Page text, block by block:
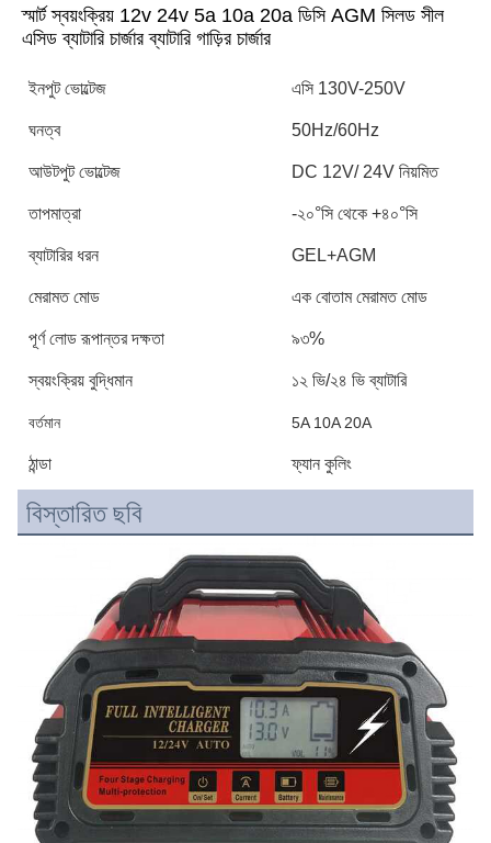
স্মার্ট স্বয়ংক্রিয় 12v 24v 5a 10a 20a ডিসি AGM সিলড সীল
এসিড ব্যাটারি চার্জার ব্যাটারি গাড়ির চার্জার
ইনপুট ভোল্টেজ এসি 130V-250V
ঘনত্ব 50Hz/60Hz
আউটপুট ভোল্টেজ DC 12V/ 24V নিয়মিত
তাপমাত্রা -২০°সি থেকে +৪০°সি
ব্যাটারির ধরন GEL+AGM
মেরামত মোড এক বোতাম মেরামত মোড
পূর্ণ লোড রূপান্তর দক্ষতা ৯৩%
স্বয়ংক্রিয় বুদ্ধিমান ১২ ভি/২৪ ভি ব্যাটারি
বর্তমান 5A 10A 20A
ঠান্ডা ফ্যান কুলিং
বিস্তারিত ছবি